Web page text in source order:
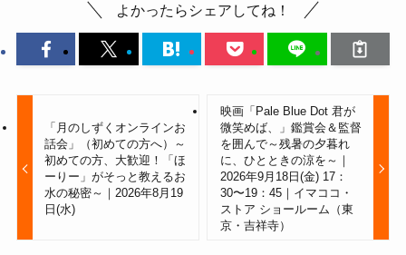
よかったらシェアしてね！
「月のしずくオンラインお
話会」（初めての方へ）～
初めての方、大歓迎！「ほ
ーりー」がそっと教えるお
水の秘密～｜2026年8月19
日(水)
映画「Pale Blue Dot 君が
微笑めば、」鑑賞会＆監督
を囲んで～残暑の夕暮れ
に、ひとときの涼を～｜
2026年9月18日(金) 17：
30〜19：45｜イマココ・
ストア ショールーム（東
京・吉祥寺）